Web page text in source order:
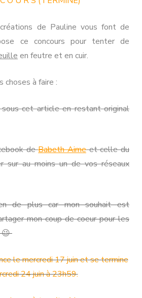
de Pauline vous font de
ce concours pour tenter de
en feutre et en cuir.
à faire :
cet article en restant original
deBabeth Aimeet celle du
sur au moins un de vos réseaux
de plus car mon souhait est
mon coup de coeur pour les
😉
le mercredi 17 juin et se termine
24 juin à 23h59.